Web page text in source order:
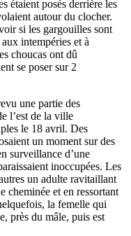
étaient posés derrière les
autour du clocher.
si les gargouilles sont
intempéries et à
choucas ont dû
se poser sur 2
une partie des
l’est de la ville
le 18 avril. Des
un moment sur des
surveillance d’une
inoccupées. Les
un adulte ravitaillant
cheminée et en ressortant
la femelle qui
près du mâle, puis est